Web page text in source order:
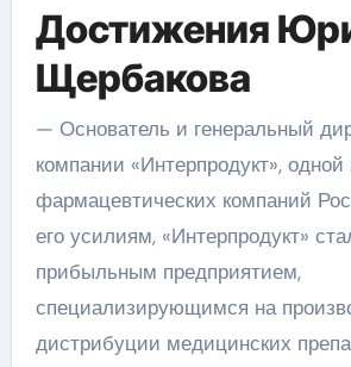
Достижения
Щербакова
— Основатель и генеральный
компании «Интерпродукт»,
фармацевтических компаний
его усилиям, «Интерпродукт»
прибыльным предприятием,
специализирующимся на
дистрибуции медицинских